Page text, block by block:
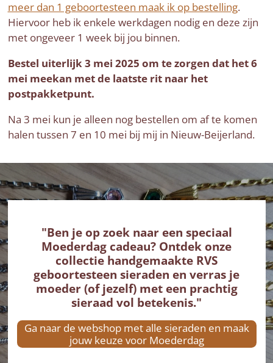
meer dan 1 geboortesteen maak ik op bestelling.
Hiervoor heb ik enkele werkdagen nodig en deze zijn
met ongeveer 1 week bij jou binnen.
Bestel uiterlijk 3 mei 2025 om te zorgen dat het 6
mei meekan met de laatste rit naar het
postpakketpunt.
Na 3 mei kun je alleen nog bestellen om af te komen
halen tussen 7 en 10 mei bij mij in Nieuw-Beijerland.
"Ben je op zoek naar een speciaal
Moederdag cadeau? Ontdek onze
collectie handgemaakte RVS
geboortesteen sieraden en verras je
moeder (of jezelf) met een prachtig
sieraad vol betekenis."
Ga naar de webshop met alle sieraden en maak
jouw keuze voor Moederdag